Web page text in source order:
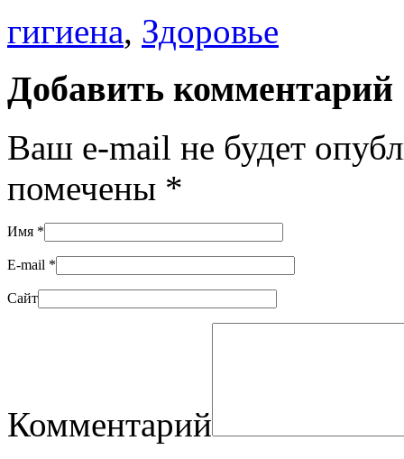
гигиена, Здоровье
Добавить комментарий
Ваш e-mail не будет
помечены *
Имя *
E-mail *
Сайт
Комментарий